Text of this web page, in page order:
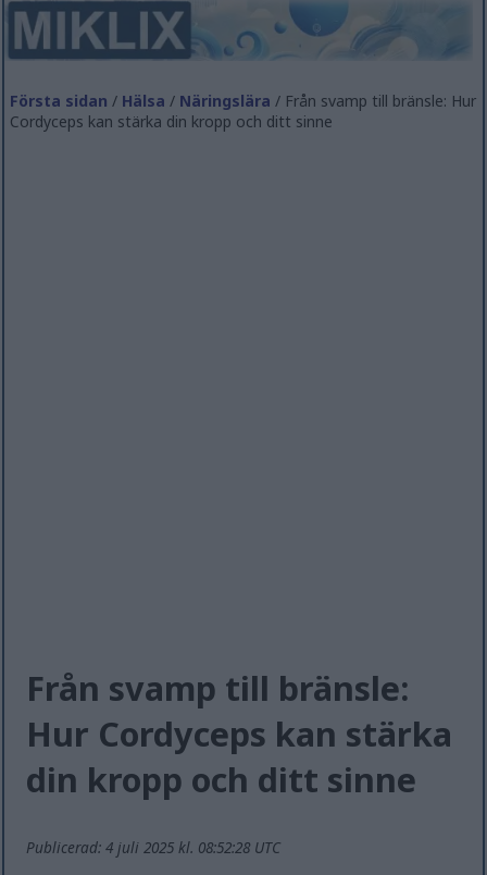
Första sidan / Hälsa / Näringslära / Från svamp till bränsle: Hur
Cordyceps kan stärka din kropp och ditt sinne
Från svamp till bränsle:
Hur Cordyceps kan stärka
din kropp och ditt sinne
Publicerad: 4 juli 2025 kl. 08:52:28 UTC